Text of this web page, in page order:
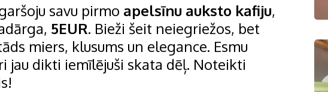
savu pirmo apelsīnu auksto kafiju,
5EUR. Bieži šeit neiegriežos, bet
miers, klusums un elegance. Esmu
jau dikti iemīlējuši skata dēļ. Noteikti